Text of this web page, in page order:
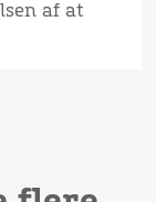
af at